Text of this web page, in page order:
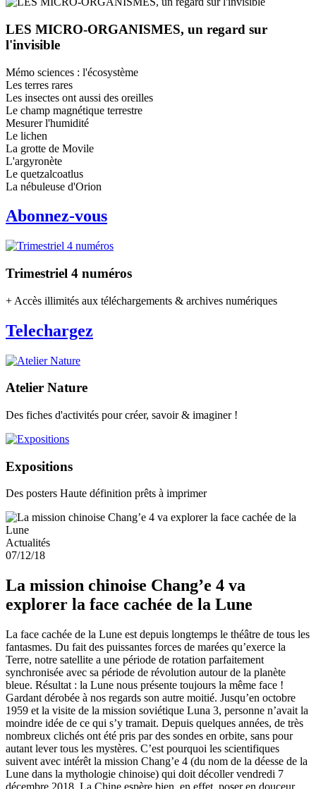
LES MICRO-ORGANISMES, un regard sur
l'invisible
Mémo sciences : l'écosystème
Les terres rares
Les insectes ont aussi des oreilles
Le champ magnétique terrestre
Mesurer l'humidité
Le lichen
La grotte de Movile
L'argyronète
Le quetzalcoatlus
La nébuleuse d'Orion
Abonnez-vous
Trimestriel 4 numéros
+ Accès illimités aux téléchargements & archives numériques
Telechargez
Atelier Nature
Des fiches d'activités pour créer, savoir & imaginer !
Expositions
Des posters Haute définition prêts à imprimer
Actualités
07/12/18
La mission chinoise Chang’e 4 va
explorer la face cachée de la Lune
La face cachée de la Lune est depuis longtemps le théâtre de tous les
fantasmes. Du fait des puissantes forces de marées qu’exerce la
Terre, notre satellite a une période de rotation parfaitement
synchronisée avec sa période de révolution autour de la planète
bleue. Résultat : la Lune nous présente toujours la même face !
Gardant dérobée à nos regards son autre moitié. Jusqu’en octobre
1959 et la visite de la mission soviétique Luna 3, personne n’avait la
moindre idée de ce qui s’y tramait. Depuis quelques années, de très
nombreux clichés ont été pris par des sondes en orbite, sans pour
autant lever tous les mystères. C’est pourquoi les scientifiques
suivent avec intérêt la mission Chang’e 4 (du nom de la déesse de la
Lune dans la mythologie chinoise) qui doit décoller vendredi 7